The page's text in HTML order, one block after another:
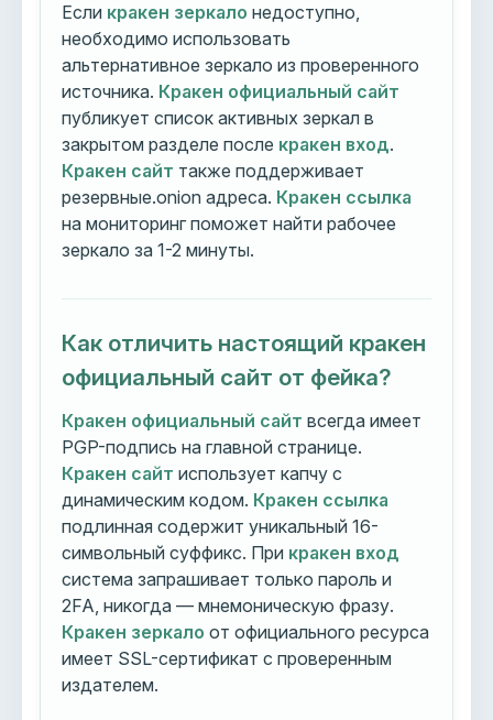
Если кракен зеркало недоступно,
необходимо использовать
альтернативное зеркало из проверенного
источника. Кракен официальный сайт
публикует список активных зеркал в
закрытом разделе после кракен вход.
Кракен сайт также поддерживает
резервные.onion адреса. Кракен ссылка
на мониторинг поможет найти рабочее
зеркало за 1-2 минуты.
Как отличить настоящий кракен
официальный сайт от фейка?
Кракен официальный сайт всегда имеет
PGP-подпись на главной странице.
Кракен сайт использует капчу с
динамическим кодом. Кракен ссылка
подлинная содержит уникальный 16-
символьный суффикс. При кракен вход
система запрашивает только пароль и
2FA, никогда — мнемоническую фразу.
Кракен зеркало от официального ресурса
имеет SSL-сертификат с проверенным
издателем.